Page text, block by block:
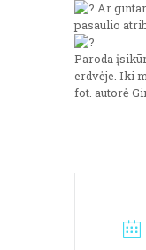
Ar
pasaulio
Paroda
erdvėje. Iki
fot. autorė